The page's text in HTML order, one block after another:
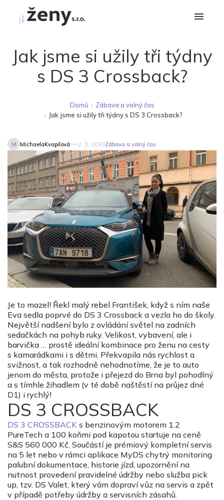
Jak jsme si užily tři týdny
s DS 3 Crossback?
Domů » Zábava a volný čas
» Jak jsme si užily tři týdny s DS 3 Crossback?
M MichaelaKvapilová 2. 3. 2020Zábava a volný čas
Je to mazel! Řekl malý rebel František, když s ním naše
Eva sedla poprvé do DS 3 Crossback a vezla ho do školy.
Největší nadšení bylo z ovládání světel na zadních
sedačkách na pohyb ruky. Velikost, vybavení, ale i
barvička … prostě ideální kombinace pro ženu na cesty
s kamarádkami i s dětmi. Překvapila nás rychlost a
svižnost, a tak rozhodně nehodnotíme, že je to auto
jenom do města, protože i přejezd do Brna byl pohodlný
a s tímhle žihadlem (v té době naštěstí na průjez dné
D1) i rychlý!
DS 3 CROSSBACK
DS 3 CROSSBACK s benzinovým motorem 1.2
PureTech a 100 koňmi pod kapotou startuje na ceně
S&S 560 000 Kč. Součástí je prémiový kompletní servis
na 5 let nebo v rámci aplikace MyDS chytrý monitoring
palubní dokumentace, historie jízd, upozornění na
nutnost provedení pravidelné údržby nebo služba pick
up, tzv. DS Valet, který vám dopraví vůz na servis a zpět
v případě potřeby údržby a servisních zásahů.